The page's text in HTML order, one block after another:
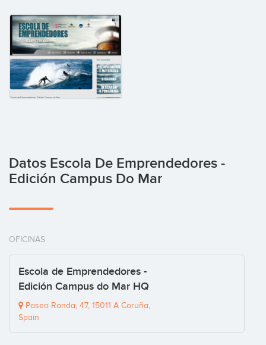
Datos Escola De Emprendedores -
Edición Campus Do Mar
OFICINAS
Escola de Emprendedores -
Edición Campus do Mar HQ
Paseo Ronda, 47, 15011 A Coruña,
Spain